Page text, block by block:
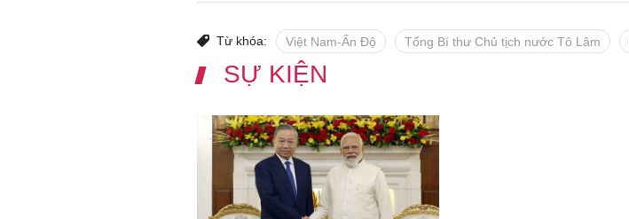
Từ khóa: Việt Nam-Ấn Độ Tổng Bí thư Chủ tịch nước Tô Lâm
SỰ KIỆN